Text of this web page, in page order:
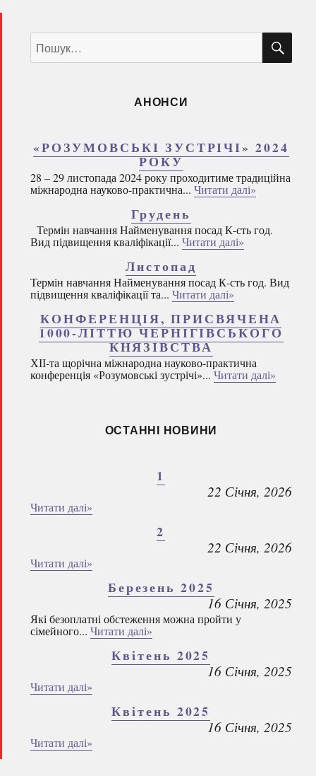
за
запитом:
АНОНСИ
«РОЗУМОВСЬКІ ЗУСТРІЧІ» 2024
РОКУ
28 – 29 листопада 2024 року проходитиме традиційна
міжнародна науково-практична... Читати далі»
Грудень
Термін навчання Найменування посад К-сть год.
Вид підвищення кваліфікації... Читати далі»
Листопад
Термін навчання Найменування посад К-сть год. Вид
підвищення кваліфікації та... Читати далі»
КОНФЕРЕНЦІЯ, ПРИСВЯЧЕНА
1000-ЛІТТЮ ЧЕРНІГІВСЬКОГО
КНЯЗІВСТВА
ХІІ-та щорічна міжнародна науково-практична
конференція «Розумовські зустрічі»... Читати далі»
ОСТАННІ НОВИНИ
1
22 Січня, 2026
Читати далі»
2
22 Січня, 2026
Читати далі»
Березень 2025
16 Січня, 2025
Які безоплатні обстеження можна пройти у
сімейного... Читати далі»
Квітень 2025
16 Січня, 2025
Читати далі»
Квітень 2025
16 Січня, 2025
Читати далі»